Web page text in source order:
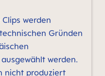
werden
Gründen
werden.
nicht produziert